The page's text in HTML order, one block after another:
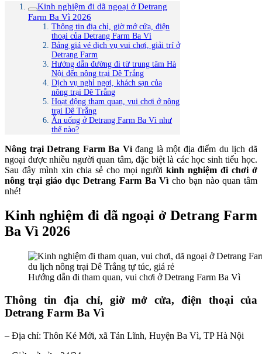
Kinh nghiệm đi dã ngoại ở Detrang
Farm Ba Vì 2026
Thông tin địa chỉ, giờ mở cửa, điện
thoại của Detrang Farm Ba Vì
Bảng giá vé dịch vụ vui chơi, giải trí ở
Detrang Farm
Hướng dẫn đường đi từ trung tâm Hà
Nội đến nông trại Dê Trắng
Dịch vụ nghỉ ngơi, khách sạn của
nông trại Dê Trắng
Hoạt động tham quan, vui chơi ở nông
trại Dê Trắng
Ăn uống ở Detrang Farm Ba Vì như
thế nào?
Nông trại Detrang Farm Ba Vìđang là một địa điểm du lịch dã
ngoại được nhiều người quan tâm, đặc biệt là các học sinh tiểu học.
Sau đây mình xin chia sẻ cho mọi người kinh nghiệm đi chơi ở
nông trại giáo dục Detrang Farm Ba Vì cho bạn nào quan tâm
nhé!
Kinh nghiệm đi dã ngoại ở Detrang Farm
Ba Vì 2026
Hướng dẫn đi tham quan, vui chơi ở Detrang Farm Ba Vì
Thông tin địa chỉ, giờ mở cửa, điện thoại của
Detrang Farm Ba Vì
– Địa chỉ: Thôn Ké Mới, xã Tản Lĩnh, Huyện Ba Vì, TP Hà Nội